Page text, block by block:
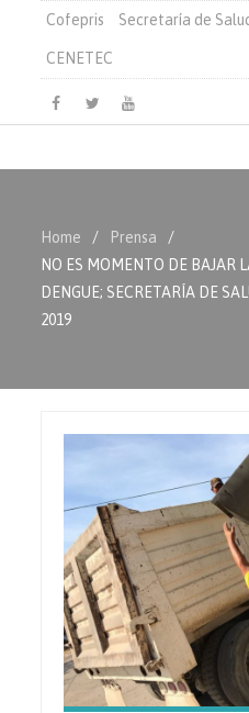
Cofepris Secretaría de
CENETEC
Facebook
TwitterYoutube
Home
Prensa
NO ES MOMENTO DE BAJAR
DENGUE; SECRETARÍA DE
2019